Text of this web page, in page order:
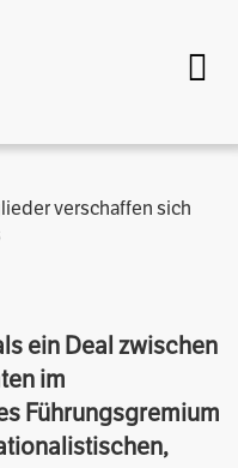
verschaffen sich
ein Deal zwischen
im
Führungsgremium